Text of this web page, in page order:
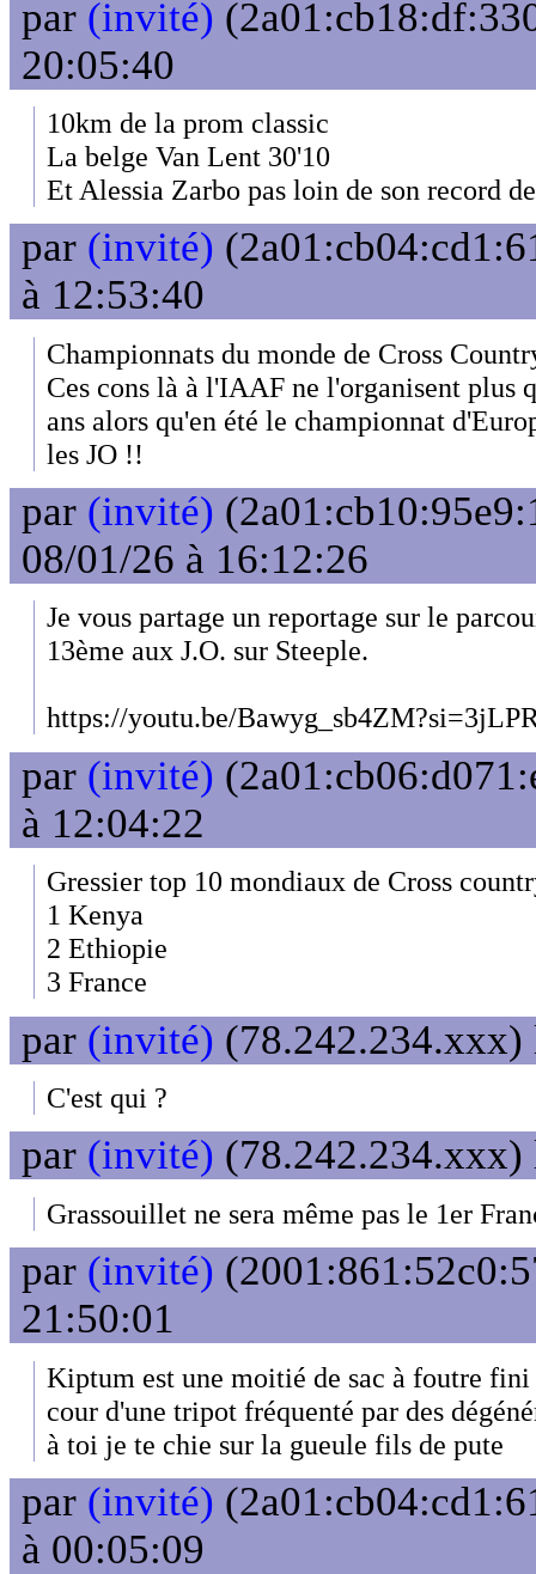
par (invité)
20:05:40
10km de la prom classic
La belge Van Lent 30'10
Et Alessia Zarbo pas loin de son record
par (invité)
à 12:53:40
Championnats du monde de Cross
Ces cons là à l'IAAF ne l'organisent plus
ans alors qu'en été le championnat
les JO !!
par (invité)
08/01/26 à 16:12:26
Je vous partage un reportage sur le
13ème aux J.O. sur Steeple.
https://youtu.be/
par (invité)
à 12:04:22
Gressier top 10 mondiaux de Cross
1 Kenya
2 Ethiopie
3 France
par (invité) (78.242.234.xxx)
C'est qui ?
par (invité) (78.242.234.xxx)
Grassouillet ne sera même pas le 1er
par (invité)
21:50:01
Kiptum est une moitié de sac à foutre fini
cour d'une tripot fréquenté par des
à toi je te chie sur la gueule fils de pute
par (invité)
à 00:05:09